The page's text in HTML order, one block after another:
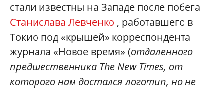
стали известны на Западе после побега
Станислава Левченко , работавшего в
Токио под «крышей» корреспондента
журнала «Новое время» (отдаленного
предшественника The New Times, от
которого нам достался логотип, но не